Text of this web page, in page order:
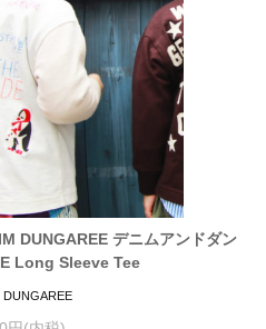
DUNGAREE デニムアンドダン
Long Sleeve Tee
DUNGAREE